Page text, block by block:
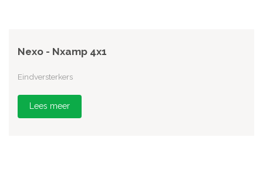
Nexo - Nxamp 4x1
Eindversterkers
Lees meer